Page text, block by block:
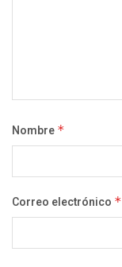
Nombre *
Correo electrónico *